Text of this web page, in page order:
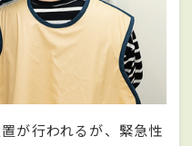
が行われるが、緊急性